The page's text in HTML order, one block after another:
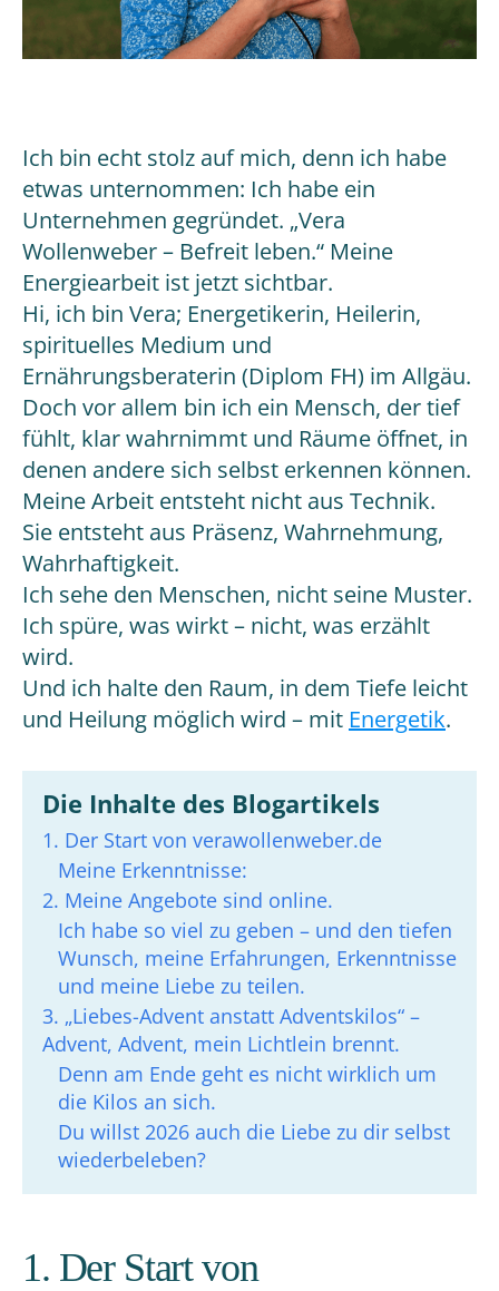
Ich bin echt stolz auf mich, denn ich habe
etwas unternommen: Ich habe ein
Unternehmen gegründet. „Vera
Wollenweber – Befreit leben.“ Meine
Energiearbeit ist jetzt sichtbar.
Hi, ich bin Vera; Energetikerin, Heilerin,
spirituelles Medium und
Ernährungsberaterin (Diplom FH) im Allgäu.
Doch vor allem bin ich ein Mensch, der tief
fühlt, klar wahrnimmt und Räume öffnet, in
denen andere sich selbst erkennen können.
Meine Arbeit entsteht nicht aus Technik.
Sie entsteht aus Präsenz, Wahrnehmung,
Wahrhaftigkeit.
Ich sehe den Menschen, nicht seine Muster.
Ich spüre, was wirkt – nicht, was erzählt
wird.
Und ich halte den Raum, in dem Tiefe leicht
und Heilung möglich wird – mit Energetik.
Die Inhalte des Blogartikels
1. Der Start von verawollenweber.de
Meine Erkenntnisse:
2. Meine Angebote sind online.
Ich habe so viel zu geben – und den tiefen
Wunsch, meine Erfahrungen, Erkenntnisse
und meine Liebe zu teilen.
3. „Liebes-Advent anstatt Adventskilos“ –
Advent, Advent, mein Lichtlein brennt.
Denn am Ende geht es nicht wirklich um
die Kilos an sich.
Du willst 2026 auch die Liebe zu dir selbst
wiederbeleben?
1. Der Start von